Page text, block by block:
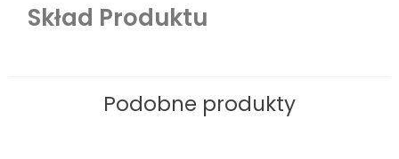
Skład Produktu
Podobne produkty